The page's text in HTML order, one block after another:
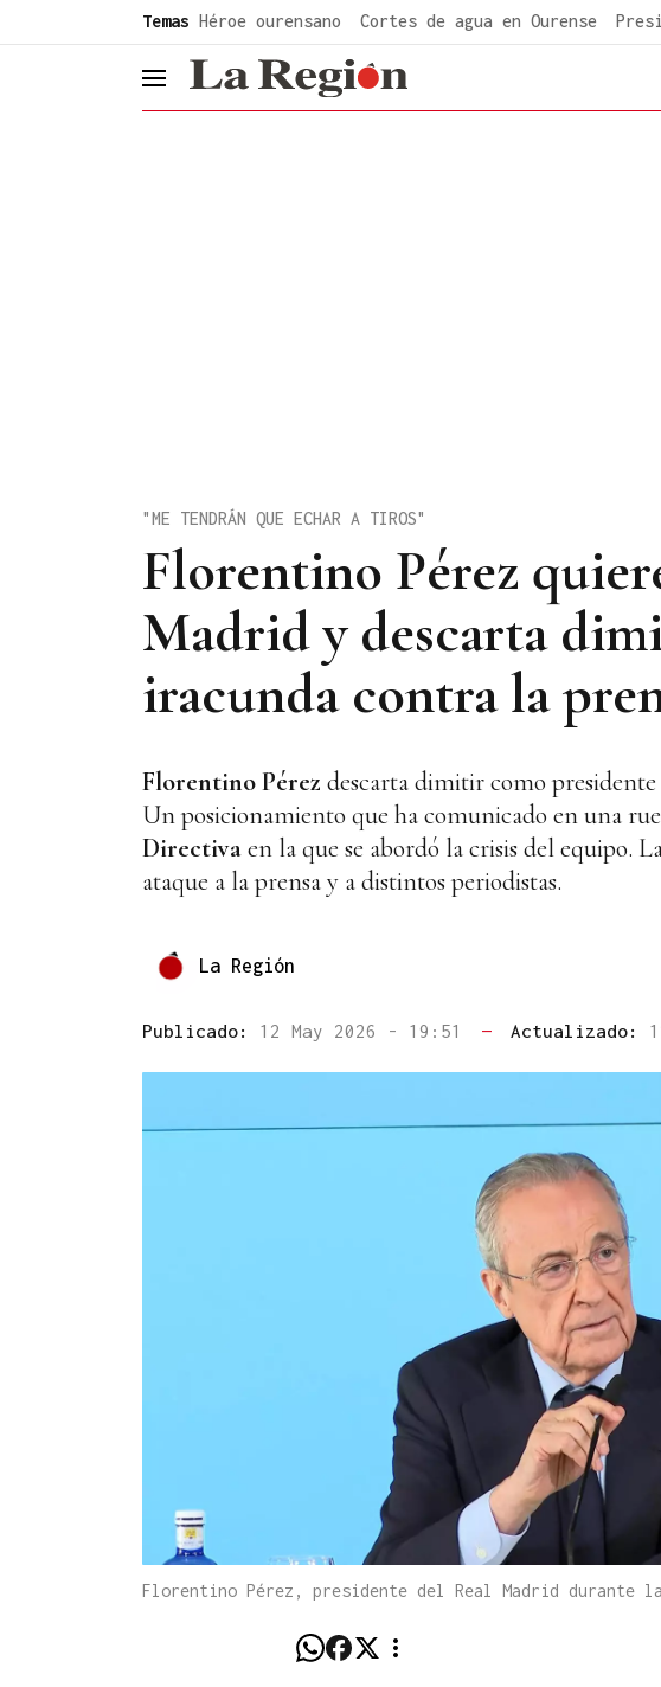
Temas Héroe ourensano Cortes de agua en Ourense
header.menu.open
Florentino Pérez
Madrid y descarta
iracunda contra la
"ME TENDRÁN QUE ECHAR A TIROS"
Florentino Pérez descarta dimitir como
Un posicionamiento que ha comunicado en una
Directivaen la que se abordó la crisis del equipo.
ataque a la prensa y a distintos periodistas.
La Región
Publicado: 12 May 2026 - 19:51 — Actualizado:
Florentino Pérez, presidente del Real Madrid durante